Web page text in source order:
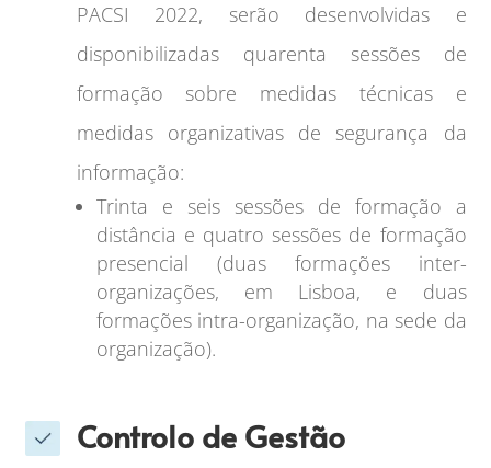
PACSI 2022, serão desenvolvidas e
disponibilizadas quarenta sessões de
formação sobre medidas técnicas e
medidas organizativas de segurança da
informação:
Trinta e seis sessões de formação a
distância e quatro sessões de formação
presencial (duas formações inter-
organizações, em Lisboa, e duas
formações intra-organização, na sede da
organização).
Controlo de Gestão